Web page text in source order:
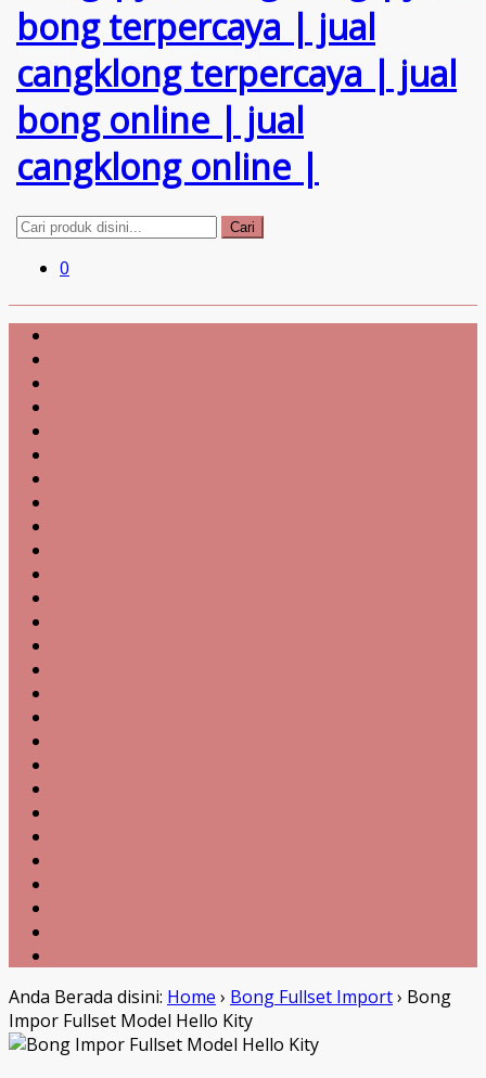
Cari
0
Anda Berada disini: Home › Bong Fullset Import› Bong
Impor Fullset Model Hello Kity